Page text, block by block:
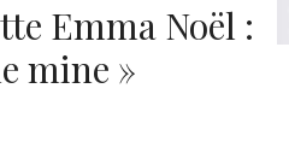
Emma Noël :
mine »